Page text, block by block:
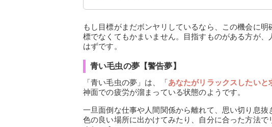
もし目標がまだボンヤリしているなら、この機会に
標でなくてもかまいません。目指すものがある方が
はずです。
青い毛虫の夢【警告夢】
「青い毛虫の夢」は、「あなたがリラックスしたいと
神面での疲労が溜まっている状態のようです。
一旦面倒な仕事や人間関係から離れて、思い切り息
色の良い場所に出かけてみたり、自分に合った方法